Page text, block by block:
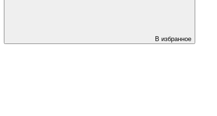
В избранное